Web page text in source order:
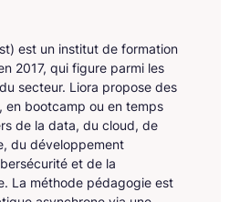
est un institut de formation
2017, qui figure parmi les
secteur. Liora propose des
en bootcamp ou en temps
de la data, du cloud, de
du développement
et de la
La méthode pédagogie est